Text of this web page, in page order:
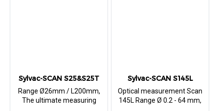
Sylvac-SCAN S25&S25T
Range Ø26mm / L200mm,
The ultimate measuring
Sylvac-SCAN S145L
Optical measurement Scan
145L Range Ø 0.2 - 64 mm,